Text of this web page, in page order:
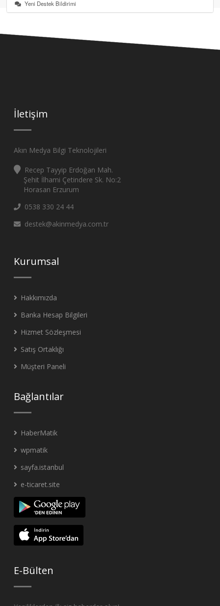
Yeni Destek Bildirimi
İletişim
Akın Medya Bilgi Teknolojileri
Recep Tayyip Erdoğan Mah.
Şehit İlhami Çetindere Sk. No:2
Horasan Erzurum
0538 330 24 44
destek@akinmedya.com.tr
Kurumsal
Hakkımızda
Banka Hesap Bilgileri
Hizmet Sözleşmesi
Satış Ortaklığı
Müşteri Paneli
Bağlantılar
HaberMatik
wpmatik
sayfa.istanbul
e-ticaret.site
E-Bülten